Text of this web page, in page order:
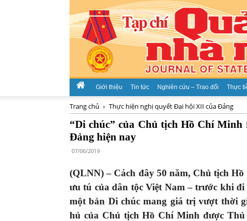
Giới thiệu Tin tức Nghiên cứu – Trao đổi Thực
Trang chủ Thực hiện nghị quyết Đại hội XII của Đảng
“Di chúc” của Chủ tịch Hồ Chí
Đảng hiện nay
07/06/2019
(QLNN) – Cách đây 50 năm, Chủ tịch
ưu tú của dân tộc Việt Nam – trước khi
một bản Di chúc mang giá trị vượt thời
hủ của Chủ tịch Hồ Chí Minh được